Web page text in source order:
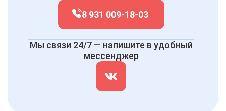
8 931 009-18-03
Мы связи 24/7 — напишите в удобный
мессенджер